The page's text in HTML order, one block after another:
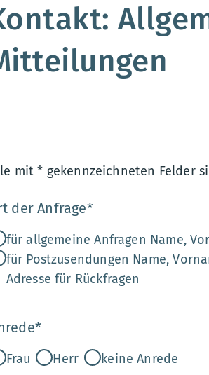
mit * gekennzeichneten Felder
der Anfrage*
für allgemeine Anfragen Name,
für Postzusendungen Name,
Adresse für Rückfragen
*
Frau Herr keine Anrede